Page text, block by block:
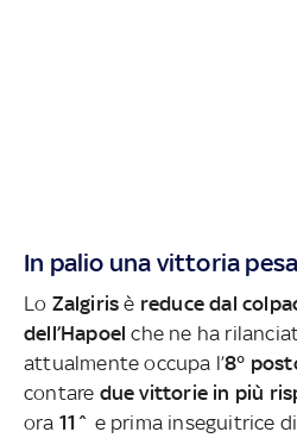
In palio una vittoria
Lo Zalgirisè reduce dal
dell’Hapoel che ne ha
attualmente occupa l’8°
contare due vittorie in più
ora 11^ e prima inseguitrice